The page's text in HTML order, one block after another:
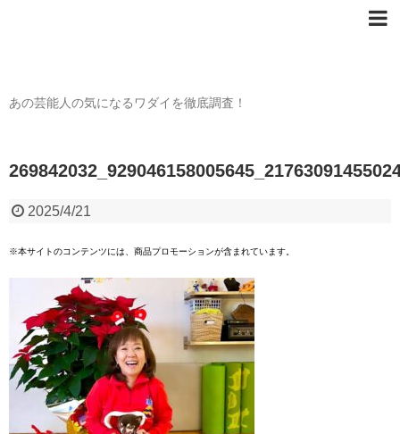
あの芸能人の気になるワダイを徹底調査！
2025/4/21
※本サイトのコンテンツには、商品プロモーションが含まれています。